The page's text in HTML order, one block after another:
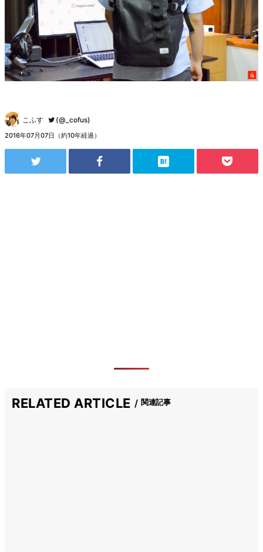
こふす (@_cofus)
2016年07月07日（約10年経過）
RELATED ARTICLE 関連記事